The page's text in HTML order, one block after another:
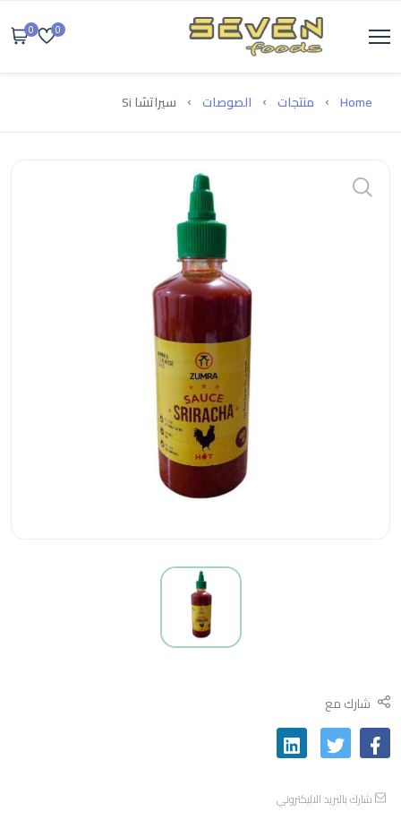
0
0
Home منتجات الصوصات سيراتشا Si
شارك مع
شارك بالبريد الاليكتروني